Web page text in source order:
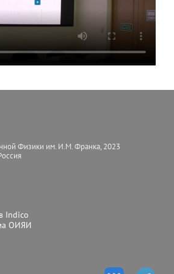
Физики им. И.М. Франка, 2023
Indico
ОИЯИ